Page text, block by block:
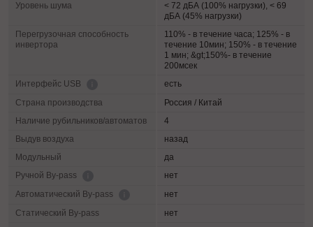
Уровень шума
< 72 дБА (100% нагрузки), < 69
дБА (45% нагрузки)
Перегрузочная способность
инвертора
110% - в течение часа; 125% - в
течение 10мин; 150% - в течение
1 мин; &gt;150%- в течение
200мсек
Интерфейс USB
есть
Страна производства
Россия / Китай
Наличие рубильников/автоматов
4
Выдув воздуха
назад
Модульный
да
Ручной By-pass
нет
Автоматический By-pass
нет
Статический By-pass
нет